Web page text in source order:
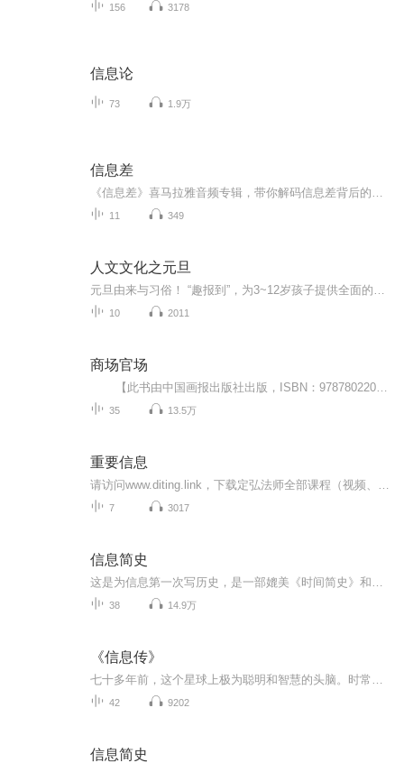
156 3178
信息论
73 1.9万
信息差
11 349
人文文化之元旦
10 2011
商场官场
35 13.5万
重要信息
7 3017
信息简史
38 14.9万
《信息传》
42 9202
信息简史